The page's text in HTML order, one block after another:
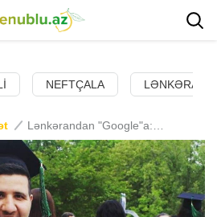
NEFTÇALA LƏNKƏRAN